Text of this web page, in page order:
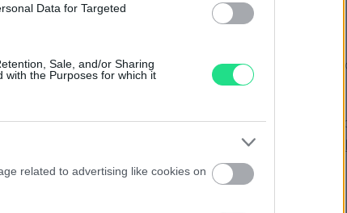
Data for Targeted
Sale, and/or Sharing
with the Purposes for which it
related to advertising like cookies on
Powered byLocalImpact
Garanzia di due anni
sui prodotti usati, verificati
di assistenza.
Spedizione gratuitaper ordini superiori a 150
Per maggiori dettagli consultate la nostra
Guida